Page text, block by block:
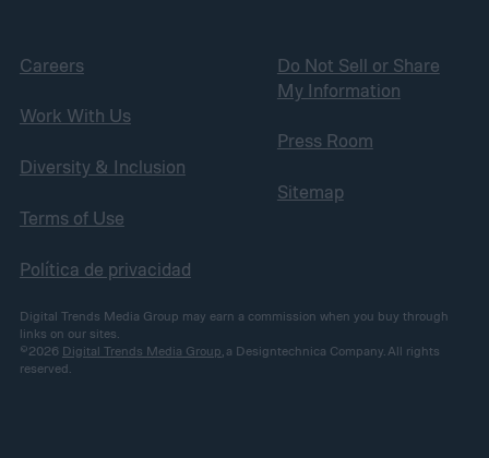
Careers
Work With Us
Diversity & Inclusion
Terms of Use
Política de privacidad
Do Not Sell or Share
My Information
Press Room
Sitemap
Digital Trends Media Group may earn a commission when you buy through
links on our sites.
©2026 Digital Trends Media Group, a Designtechnica Company. All rights
reserved.